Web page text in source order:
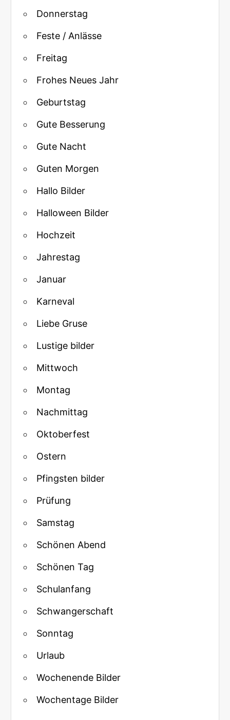
Donnerstag
Feste / Anlässe
Freitag
Frohes Neues Jahr
Geburtstag
Gute Besserung
Gute Nacht
Guten Morgen
Hallo Bilder
Halloween Bilder
Hochzeit
Jahrestag
Januar
Karneval
Liebe Gruse
Lustige bilder
Mittwoch
Montag
Nachmittag
Oktoberfest
Ostern
Pfingsten bilder
Prüfung
Samstag
Schönen Abend
Schönen Tag
Schulanfang
Schwangerschaft
Sonntag
Urlaub
Wochenende Bilder
Wochentage Bilder